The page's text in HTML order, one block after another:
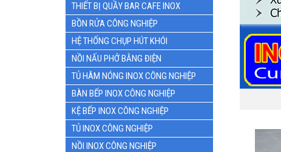
THIẾT BỊ QUẦY BAR CAFE INOX
BỒN RỬA CÔNG NGHIỆP
HỆ THỐNG CHỤP HÚT KHÓI
NỒI NẤU PHỞ BẰNG ĐIỆN
TỦ HÂM NÓNG INOX CÔNG NGHIỆP
BÀN BẾP INOX CÔNG NGHIỆP
KỆ BẾP INOX CÔNG NGHIỆP
TỦ INOX CÔNG NGHIỆP
NỒI INOX CÔNG NGHIỆP